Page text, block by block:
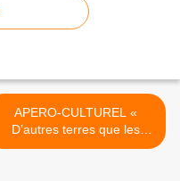
APERO-CULTUREL «
D’autres terres que les
nôtres » ce 24 mars 2025 >